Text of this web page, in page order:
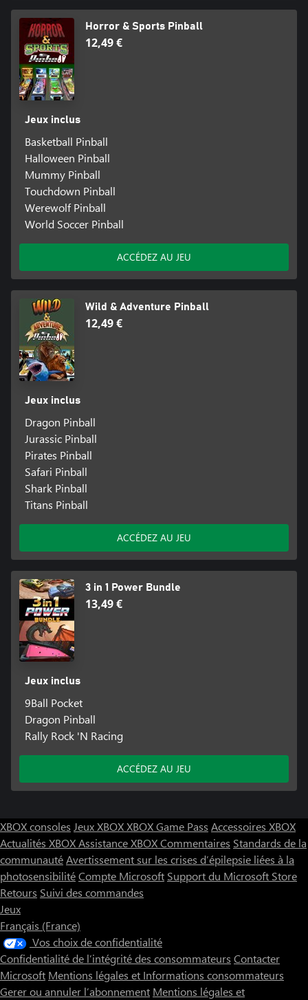
Horror & Sports Pinball
12,49 €
Jeux inclus
Basketball Pinball
Halloween Pinball
Mummy Pinball
Touchdown Pinball
Werewolf Pinball
World Soccer Pinball
ACCÉDEZ AU JEU
Wild & Adventure Pinball
12,49 €
Jeux inclus
Dragon Pinball
Jurassic Pinball
Pirates Pinball
Safari Pinball
Shark Pinball
Titans Pinball
ACCÉDEZ AU JEU
3 in 1 Power Bundle
13,49 €
Jeux inclus
9Ball Pocket
Dragon Pinball
Rally Rock 'N Racing
ACCÉDEZ AU JEU
XBOX consoles Jeux XBOXXBOX Game Pass Accessoires XBOX
Actualités XBOXAssistance XBOXCommentaires Standards de la
communautéAvertissement sur les crises d’épilepsie liées à la
photosensibilitéCompte Microsoft Support du Microsoft Store
Retours Suivi des commandes
Jeux
Français (France)
Vos choix de confidentialité
Confidentialité de l’intégrité des consommateurs Contacter
Microsoft Mentions légales et Informations consommateurs
Gerer ou annuler l’abonnement Mentions légales et